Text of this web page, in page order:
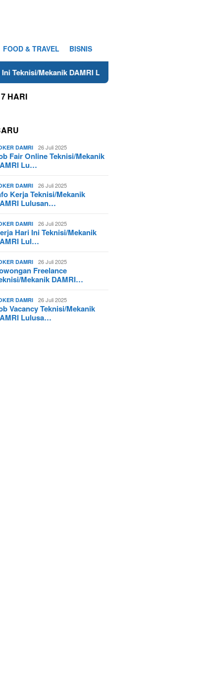
FOOD & TRAVEL BISNIS
DAMRI Lulusan SMA/SMK Terdekat di Cilacap Tahun
HARI
DAMRI 26 Juli 2025
Fair Online Teknisi/Mekanik
Lu…
DAMRI 26 Juli 2025
Kerja Teknisi/Mekanik
Lulusan…
DAMRI 26 Juli 2025
Hari Ini Teknisi/Mekanik
Lul…
DAMRI 26 Juli 2025
Freelance
Mekanik DAMRI…
DAMRI 26 Juli 2025
Vacancy Teknisi/Mekanik
Lulusa…